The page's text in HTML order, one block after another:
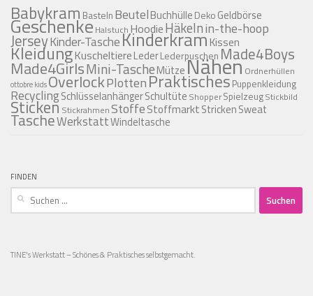
Babykram Basteln BeutelBuchhülle Deko Geldbörse
Geschenke Halstuch HoodieHäkelnin-the-hoop
JerseyKinder-TascheKinderkram Kissen
KleidungKuscheltiereLederLederpuschen Made4Boys
Made4GirlsMini-TascheMützeNähenOrdnerhüllen
ottobre kidsOverlockPlottenPraktischesPuppenkleidung
RecyclingSchlüsselanhängerSchultüte ShopperSpielzeugStickbild
Sticken StickrahmenStoffeStoffmarktStrickenSweat
TascheWerkstattWindeltasche
FINDEN
Suchen
nach:
TINE's Werkstatt – Schönes & Praktisches selbstgemacht.